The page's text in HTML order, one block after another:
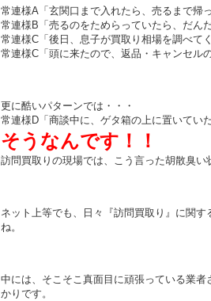
常連様A「玄関口まで入れたら、売るまで帰
常連様B「売るのをためらっていたら、だん
常連様C「後日、息子が買取り相場を調べて
常連様C「頭に来たので、返品・キャンセル
更に酷いパターンでは・・・
常連様D「商談中に、ゲタ箱の上に置いてい
そうなんです！！
訪問買取りの現場では、こう言った胡散臭い
ネット上等でも、日々『訪問買取り』に関
ね。
中には、そこそこ真面目に頑張っている業
かりです。